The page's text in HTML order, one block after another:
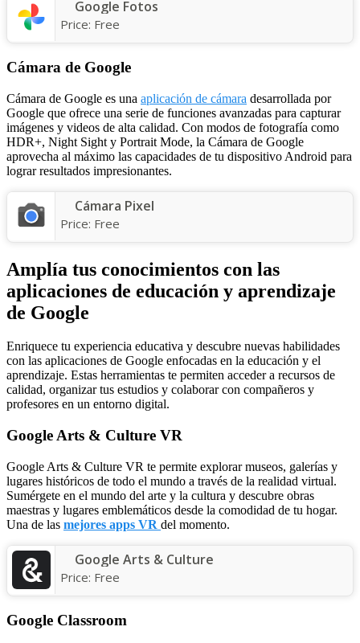
Google Fotos
Price: Free
Cámara de Google
Cámara de Google es una aplicación de cámara desarrollada por
Google que ofrece una serie de funciones avanzadas para capturar
imágenes y videos de alta calidad. Con modos de fotografía como
HDR+, Night Sight y Portrait Mode, la Cámara de Google
aprovecha al máximo las capacidades de tu dispositivo Android para
lograr resultados impresionantes.
Cámara Pixel
Price: Free
Amplía tus conocimientos con las
aplicaciones de educación y aprendizaje
de Google
Enriquece tu experiencia educativa y descubre nuevas habilidades
con las aplicaciones de Google enfocadas en la educación y el
aprendizaje. Estas herramientas te permiten acceder a recursos de
calidad, organizar tus estudios y colaborar con compañeros y
profesores en un entorno digital.
Google Arts & Culture VR
Google Arts & Culture VR te permite explorar museos, galerías y
lugares históricos de todo el mundo a través de la realidad virtual.
Sumérgete en el mundo del arte y la cultura y descubre obras
maestras y lugares emblemáticos desde la comodidad de tu hogar.
Una de las mejores apps VR del momento.
Google Arts & Culture
Price: Free
Google Classroom